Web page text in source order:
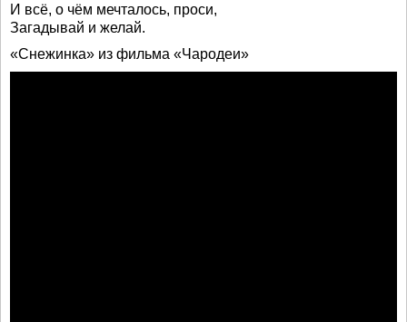
И всё, о чём мечталось, проси,
Загадывай и желай.
«Снежинка» из фильма «Чародеи»